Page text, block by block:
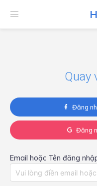
Quay
Đăng
Đăng
Email hoặc Tên đăng